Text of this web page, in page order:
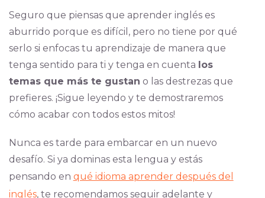
Seguro que piensas que aprender inglés es
aburrido porque es difícil, pero no tiene por qué
serlo si enfocas tu aprendizaje de manera que
tenga sentido para ti y tenga en cuenta los
temas que más te gustan o las destrezas que
prefieres. ¡Sigue leyendo y te demostraremos
cómo acabar con todos estos mitos!
Nunca es tarde para embarcar en un nuevo
desafío. Si ya dominas esta lengua y estás
pensando en qué idioma aprender después del
inglés, te recomendamos seguir adelante y